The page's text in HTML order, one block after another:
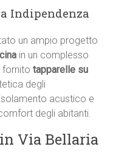
Indipendenza
un ampio progetto
in un complesso
fornitotapparelle su
degli
acustico e
degli abitanti.
Via Bellaria